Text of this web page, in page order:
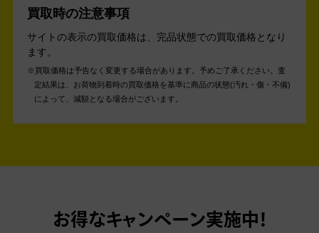
買取時の注意事項
サイトの表示の買取価格は、完品状態での買取価格となり
ます。
買取価格は予告なく変更する場合があります。予めご了承ください。 査
定結果は、お荷物到着時の買取価格を基準に商品の状態(汚れ・傷・不備)
によって、減額となる場合がございます。
お得なキャンペーン実施中！